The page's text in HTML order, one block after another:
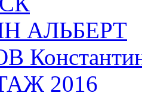
АЛЬБЕРТ
2016